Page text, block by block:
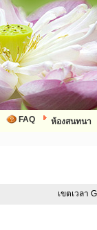
ห้องสนทนา
FAQ
เขตเวลา